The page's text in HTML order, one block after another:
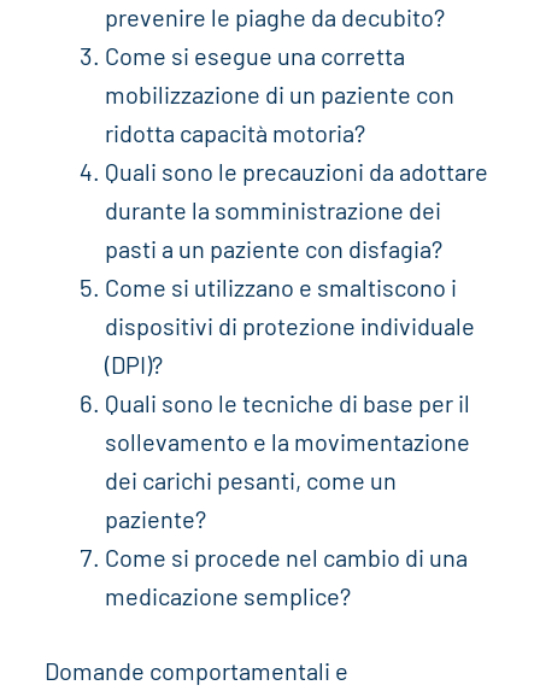
prevenire le piaghe da decubito?
Come si esegue una corretta
mobilizzazione di un paziente con
ridotta capacità motoria?
Quali sono le precauzioni da adottare
durante la somministrazione dei
pasti a un paziente con disfagia?
Come si utilizzano e smaltiscono i
dispositivi di protezione individuale
(DPI)?
Quali sono le tecniche di base per il
sollevamento e la movimentazione
dei carichi pesanti, come un
paziente?
Come si procede nel cambio di una
medicazione semplice?
Domande comportamentali e